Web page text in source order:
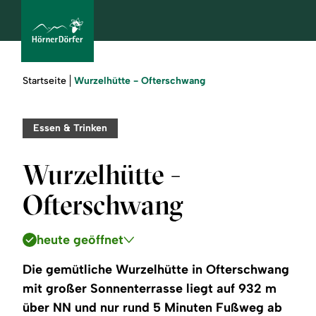
Urlaub
buchen
Sommer
Winter
Sie
Startseite Wurzelhütte - Ofterschwang
Essen & Trinken
Wurzelhütte -
Ofterschwang
heute geöffnet
Die gemütliche Wurzelhütte in Ofterschwang
mit großer Sonnenterrasse liegt auf 932 m
über NN und nur rund 5 Minuten Fußweg ab